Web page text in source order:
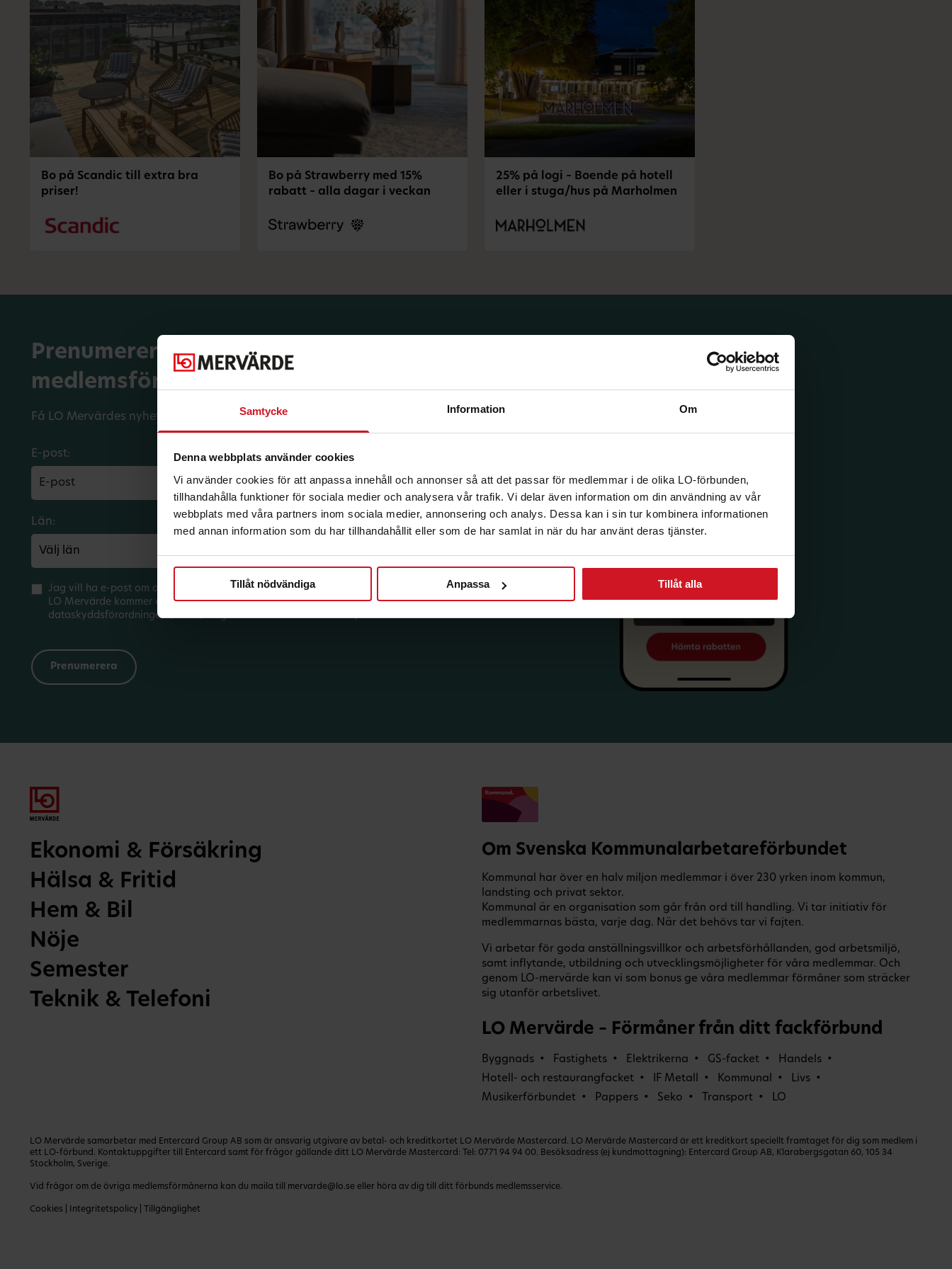
Samtycke Information Om
Denna webbplats använder cookies
Vi använder cookies för att anpassa innehåll och annonser så att det passar för medlemmar i de olika LO-förbunden,
tillhandahålla funktioner för sociala medier och analysera vår trafik. Vi delar även information om din användning av vår
webbplats med våra partners inom sociala medier, annonsering och analys. Dessa kan i sin tur kombinera informationen
med annan information som du har tillhandahållit eller som de har samlat in när du har använt deras tjänster.
Tillåt nödvändiga Anpassa Tillåt alla
Bo på Scandic till extra bra
priser!
Bo på Strawberry med 15%
rabatt – alla dagar i veckan
25% på logi – Boende på hotell
eller i stuga/hus på Marholmen
Prenumerera på dina
medlemsförmåner.
Få LO Mervärdes nyhetsbrev varje månad till din inkorg.
E-post:
Län: Förbund:
Jag vill ha e-post om aktuella erbjudanden och medlemsförmåner från LO Mervärde.
LO Mervärde kommer att hantera mina personuppgifter i enlighet med allmänna
dataskyddsförordningen (GDPR). Jag kan när som helst avsluta prenumerationen.
Ekonomi & Försäkring
Hälsa & Fritid
Hem & Bil
Nöje
Semester
Teknik & Telefoni
Om Svenska Kommunalarbetareförbundet
Kommunal har över en halv miljon medlemmar i över 230 yrken inom kommun,
landsting och privat sektor.
Kommunal är en organisation som går från ord till handling. Vi tar initiativ för
medlemmarnas bästa, varje dag. När det behövs tar vi fajten.
Vi arbetar för goda anställningsvillkor och arbetsförhållanden, god arbetsmiljö,
samt inflytande, utbildning och utvecklingsmöjligheter för våra medlemmar. Och
genom LO-mervärde kan vi som bonus ge våra medlemmar förmåner som sträcker
sig utanför arbetslivet.
LO Mervärde – Förmåner från ditt fackförbund
Byggnads Fastighets Elektrikerna GS-facket
Handels
Hotell- och restaurangfacket
IF Metall Kommunal
Livs
Musikerförbundet
Pappers Seko Transport LO
LO Mervärde samarbetar med Entercard Group AB som är ansvarig utgivare av betal- och kreditkortet LO Mervärde Mastercard. LO Mervärde Mastercard är ett kreditkort speciellt framtaget för dig som medlem i
ett LO-förbund. Kontaktuppgifter till Entercard samt för frågor gällande ditt LO Mervärde Mastercard: Tel: 0771 94 94 00. Besöksadress (ej kundmottagning): Entercard Group AB, Klarabergsgatan 60, 105 34
Stockholm, Sverige.
Vid frågor om de övriga medlemsförmånerna kan du maila till mervarde@lo.se eller höra av dig till ditt förbunds medlemsservice.
Cookies Integritetspolicy Tillgänglighet